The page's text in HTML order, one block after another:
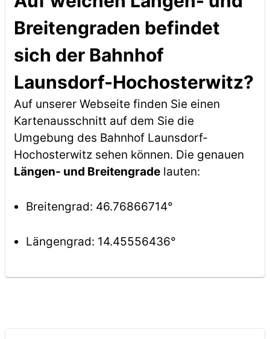
Breitengraden befindet
sich der Bahnhof
Launsdorf-Hochosterwitz?
Auf unserer Webseite finden Sie einen
Kartenausschnitt auf dem Sie die
Umgebung des Bahnhof Launsdorf-
Hochosterwitz sehen können. Die genauen
Längen- und Breitengradelauten:
Breitengrad: 46.76866714°
Längengrad: 14.45556436°